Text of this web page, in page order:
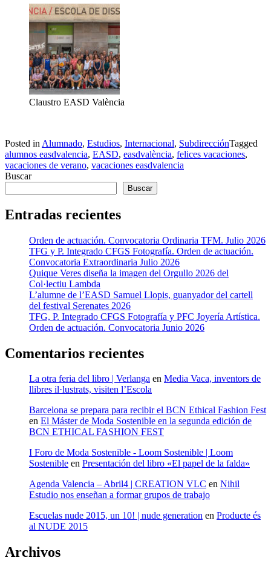
Claustro EASD València
Posted in Alumnado, Estudios, Internacional, SubdirecciónTagged
alumnos easdvalencia, EASD, easdvalència, felices vacaciones,
vacaciones de verano, vacaciones easdvalencia
Buscar
Buscar
Entradas recientes
Orden de actuación. Convocatoria Ordinaria TFM. Julio 2026
TFG y P. Integrado CFGS Fotografía. Orden de actuación.
Convocatoria Extraordinaria Julio 2026
Quique Veres diseña la imagen del Orgullo 2026 del
Col·lectiu Lambda
L’alumne de l’EASD Samuel Llopis, guanyador del cartell
del festival Serenates 2026
TFG, P. Integrado CFGS Fotografía y PFC Joyería Artística.
Orden de actuación. Convocatoria Junio 2026
Comentarios recientes
La otra feria del libro | Verlanga en Media Vaca, inventors de
llibres il·lustrats, visiten l’Escola
Barcelona se prepara para recibir el BCN Ethical Fashion Fest
en El Máster de Moda Sostenible en la segunda edición de
BCN ETHICAL FASHION FEST
I Foro de Moda Sostenible - Loom Sostenible | Loom
Sostenible en Presentación del libro «El papel de la falda»
Agenda Valencia – Abril4 | CREATION VLC en Nihil
Estudio nos enseñan a formar grupos de trabajo
Escuelas nude 2015, un 10! | nude generation en Producte és
al NUDE 2015
Archivos